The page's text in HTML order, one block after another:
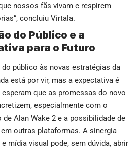
nossos fãs vivam e respirem
concluiu Virtala.
do Público e a
para o Futuro
público às novas estratégias da
está por vir, mas a expectativa é
que as promessas do novo
especialmente com o
de Alan Wake 2 e a possibilidade de
outras plataformas. A sinergia
mídia visual pode, sem dúvida, abrir